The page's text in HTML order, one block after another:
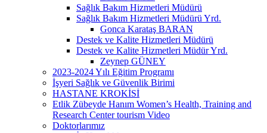
Sağlık Bakım Hizmetleri Müdürü
Sağlık Bakım Hizmetleri Müdürü Yrd.
Gonca Karataş BARAN
Destek ve Kalite Hizmetleri Müdürü
Destek ve Kalite Hizmetleri Müdür Yrd.
Zeynep GÜNEY
2023-2024 Yılı Eğitim Programı
İşyeri Sağlık ve Güvenlik Birimi
HASTANE KROKİSİ
Etlik Zübeyde Hanım Women’s Health, Training and
Research Center tourism Video
Doktorlarımız